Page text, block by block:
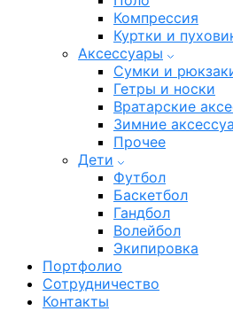
Компрессия
Куртки и
Аксессуары
Сумки и
Гетры и носки
Вратарские
Зимние
Прочее
Дети
Футбол
Баскетбол
Гандбол
Волейбол
Экипировка
Портфолио
Сотрудничество
Контакты